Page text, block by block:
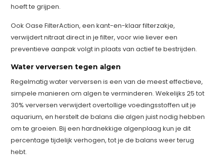
hoeft te grijpen.
Ook Oase FilterAction, een kant-en-klaar filterzakje,
verwijdert nitraat direct in je filter, voor wie liever een
preventieve aanpak volgt in plaats van actief te bestrijden.
Water verversen tegen algen
Regelmatig water verversen is een van de meest effectieve,
simpele manieren om algen te verminderen. Wekelijks 25 tot
30% verversen verwijdert overtollige voedingsstoffen uit je
aquarium, en herstelt de balans die algen juist nodig hebben
om te groeien. Bij een hardnekkige algenplaag kun je dit
percentage tijdelijk verhogen, tot je de balans weer terug
hebt.